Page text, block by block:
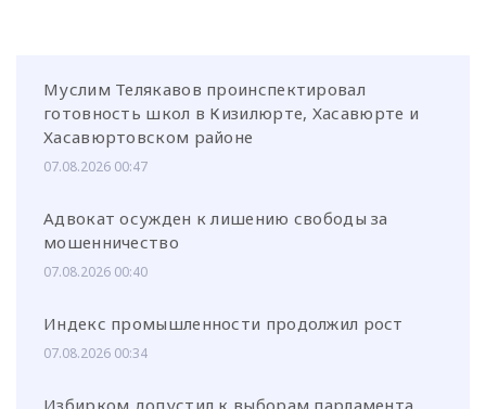
Муслим Телякавов проинспектировал
готовность школ в Кизилюрте, Хасавюрте и
Хасавюртовском районе
07.08.2026 00:47
Адвокат осужден к лишению свободы за
мошенничество
07.08.2026 00:40
Индекс промышленности продолжил рост
07.08.2026 00:34
Избирком допустил к выборам парламента